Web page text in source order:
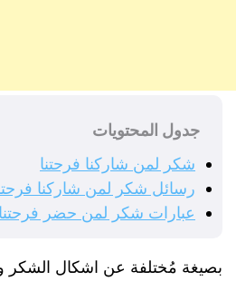
جدول المحتويات
شكر لمن شاركنا فرحتنا
رسائل شكر لمن شاركنا
عبارات شكر لمن حضر فرحتنا
بصيغة مُختلفة عن اشكال الشكر